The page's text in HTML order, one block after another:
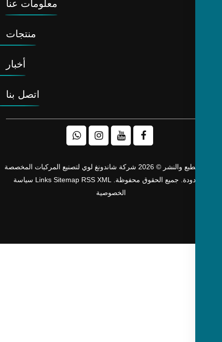
معلومات عنا
منتجات
اتصل بنا
حقوق الطبع والنشر © 2026 شركة شاندونغ لوي لتصنيع المركبات المخصصة
جميع الحقوق محفوظة.
Links Sitemap RSS XML
سياسة
الخصوصية